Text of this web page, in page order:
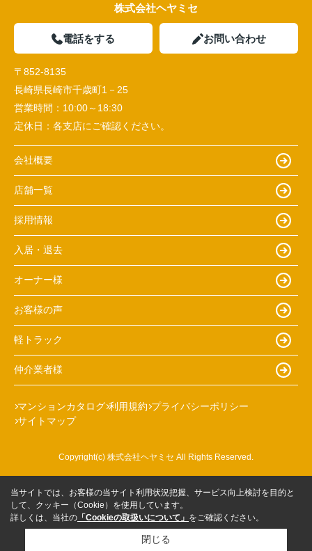
株式会社ヘヤミセ
電話をする お問い合わせ
〒852-8135
長崎県長崎市千歳町1－25
営業時間： 10:00～18:30
定休日： 各支店にご確認ください。
会社概要
店舗一覧
採用情報
入居・退去
オーナー様
お客様の声
軽トラック
仲介業者様
マンションカタログ 利用規約 プライバシーポリシー
サイトマップ
Copyright(c) 株式会社ヘヤミセ All Rights Reserved.
当サイトでは、お客様の当サイト利用状況把握、サービス向上検討を目的と
して、クッキー（Cookie）を使用しています。
詳しくは、当社の 「Cookieの取扱いについて」 をご確認ください。
閉じる